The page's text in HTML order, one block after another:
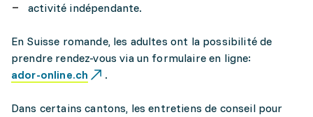
activité indépendante.
En Suisse romande, les adultes ont la possibilité de
prendre rendez-vous via un formulaire en ligne:
ador-online.ch
.
Dans certains cantons, les entretiens de conseil pour